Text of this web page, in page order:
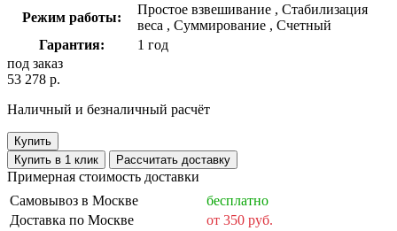
Режим работы:
Простое взвешивание , Стабилизация
веса , Суммирование , Счетный
Гарантия:
1 год
под заказ
53 278 р.
Наличный и безналичный расчёт
Купить
Купить в 1 клик
Рассчитать доставку
Примерная стоимость доставки
Самовывоз в Москве
бесплатно
Доставка по Москве
от 350 руб.